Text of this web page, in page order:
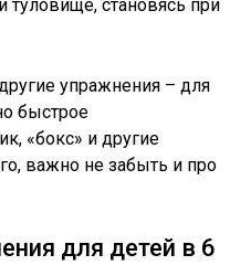
туловище, становясь при
упражнения – для
быстрое
«бокс» и другие
важно не забыть и про
для детей в 6